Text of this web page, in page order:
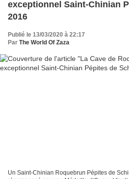
exceptionnel Saint-Chinian
2016
Publié le 13/03/2020 à 22:17
Par The World Of Zaza
Un Saint-Chinian Roquebrun Pépites de